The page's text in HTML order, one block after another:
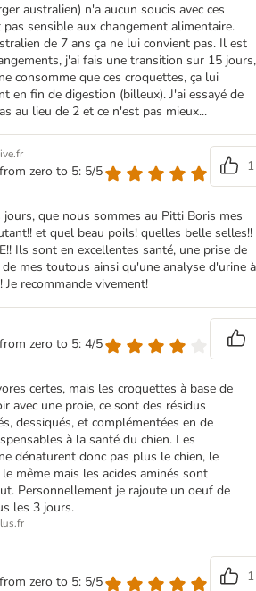
australien) n'a aucun soucis avec ces
sensible aux changement alimentaire.
de 7 ans ça ne lui convient pas. Il est
j'ai fais une transition sur 15 jours,
consomme que ces croquettes, ça lui
en fin de digestion (billeux). J'ai essayé de
au lieu de 2 et ce n'est pas mieux...
zero to 5: 5/5
1
que nous sommes au Pitti Boris mes
et quel beau poils! quelles belle selles!!
Ils sont en excellentes santé, une prise de
mes toutous ainsi qu'une analyse d'urine à
recommande vivement!
zero to 5: 4/5
certes, mais les croquettes à base de
avec une proie, ce sont des résidus
dessiqués, et complémentées en de
à la santé du chien. Les
dénaturent donc pas plus le chien, le
même mais les acides aminés sont
Personnellement je rajoute un oeuf de
les 3 jours.
zero to 5: 5/5
1